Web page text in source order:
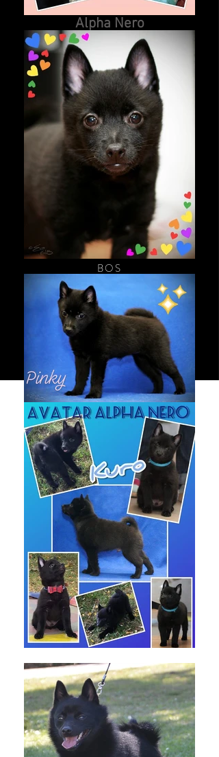
Alpha Nero
nar. 06. 08. 2018, aka"KURO"
Otec:
Revloch Ed Turner At Dencas
Matka:Leyu Sammy
MAJITEL:
Sandra Balba, Memento
Mori Kennels, A
Junior Šampion Rakouska
Kvalifikace Crufts 2020
Bundesjugendsieger
BOS
Zdraví:
DOV -neg. ('18)
MPS IIIB - CBP
prcd-PRA - CBP
HD-A, ED/OCD/SA/PL-0
Embark: ?